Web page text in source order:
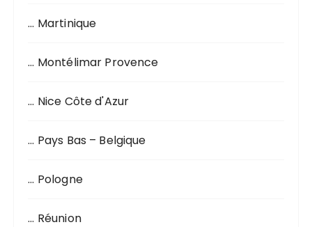
… Martinique
… Montélimar Provence
… Nice Côte d'Azur
… Pays Bas – Belgique
… Pologne
… Réunion